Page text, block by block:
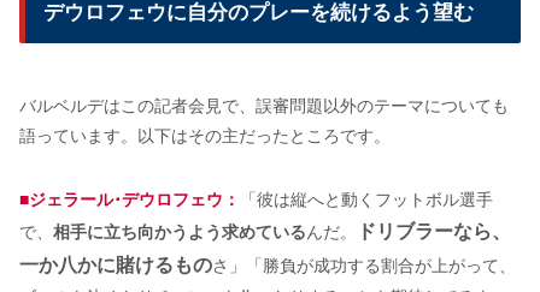
デウロフェウに自分のプレーを続けるよう望む
バルベルデはこの記者会見で、誤審問題以外のテーマについても
語っています。以下はその主だったところです。
■ジェラール･デウロフェウ：
「彼は縦へと動くフットボル選手
で、 相手に立ち向かうよう求めているんだ。
ドリブラーなら、
一か八かに賭けるものさ」「勝負が成功する割合が上がって、